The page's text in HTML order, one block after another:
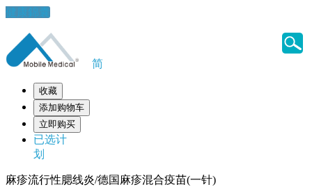
健康錦囊
简
收藏
添加购物车
立即购买
已选计
划
麻疹流行性腮线炎/德国麻疹混合疫苗(一针)